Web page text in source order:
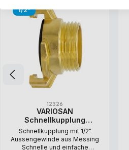
1/2"
12326
VARIOSAN
Schnellkupplung
Aussengewinde 12326,
1/2" AG, Messing blank,
System Geka
Schnellkupplung mit 1/2"
Aussengewinde aus Messing
Schnelle und einfache